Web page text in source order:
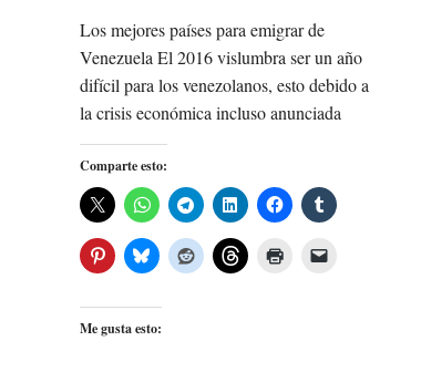
Los mejores países para emigrar de
Venezuela El 2016 vislumbra ser un año
difícil para los venezolanos, esto debido a
la crisis económica incluso anunciada
Comparte esto:
Me gusta esto: